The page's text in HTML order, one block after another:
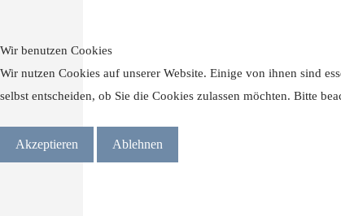
Wir benutzen Cookies
Wir nutzen Cookies auf unserer Website. Einige von ihnen sind
selbst entscheiden, ob Sie die Cookies zulassen möchten. Bitte
Akzeptieren Ablehnen